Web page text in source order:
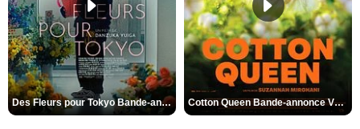
Des Fleurs pour Tokyo Bande-annonce VO STFR Cotton Queen Bande-annonce VO STFR